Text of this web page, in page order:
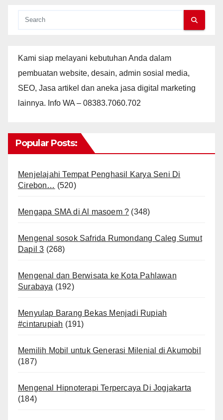
Kami siap melayani kebutuhan Anda dalam
pembuatan website, desain, admin sosial media,
SEO, Jasa artikel dan aneka jasa digital marketing
lainnya. Info WA – 08383.7060.702
Popular Posts:
Menjelajahi Tempat Penghasil Karya Seni Di
Cirebon… (520)
Mengapa SMA di Al masoem ? (348)
Mengenal sosok Safrida Rumondang Caleg Sumut
Dapil 3 (268)
Mengenal dan Berwisata ke Kota Pahlawan
Surabaya (192)
Menyulap Barang Bekas Menjadi Rupiah
#cintarupiah (191)
Memilih Mobil untuk Generasi Milenial di Akumobil
(187)
Mengenal Hipnoterapi Terpercaya Di Jogjakarta
(184)